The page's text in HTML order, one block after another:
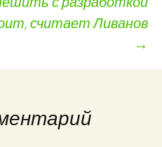
считает Ливанов
→